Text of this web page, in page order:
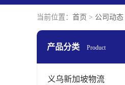
当前位置： 首页 > 公司动态
产品分类 Product
义乌新加坡物流